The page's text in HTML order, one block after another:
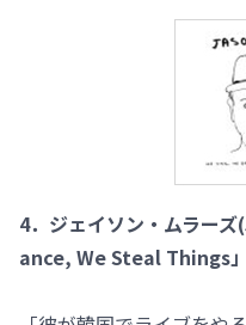
4．ジェイソン・ムラー
ance, We Steal Things」